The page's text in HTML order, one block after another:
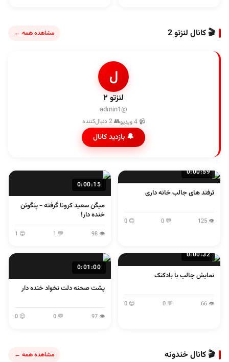
🎬 کانال لنزتو 2 مشاهده همه ←
ل
لنزتو ۲
@admin1
📹 4 ویدیو 👥 2 دنبال‌کننده
🔔 بازدید کانال
0:00:59
ترفند های جالب خانه داری
👁 125
💬 0
😊 0
0:00:15
میگن سعید کرونا گرفته - پنگوئن
خنده دار!
👁 98
💬 1
😊 1
0:00:32
نمایش جالب با بادکنک
👁 66
💬 0
😊 0
0:01:00
پشت صحنه دلت نخواد خنده دار
👁 97
💬 0
😊 0
🎬 کانال خندونه مشاهده همه ←